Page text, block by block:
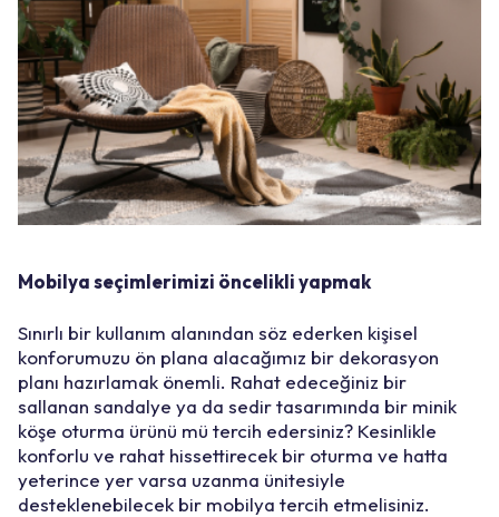
Mobilya seçimlerimizi öncelikli yapmak
Sınırlı bir kullanım alanından söz ederken kişisel
konforumuzu ön plana alacağımız bir dekorasyon
planı hazırlamak önemli. Rahat edeceğiniz bir
sallanan sandalye ya da sedir tasarımında bir minik
köşe oturma ürünü mü tercih edersiniz? Kesinlikle
konforlu ve rahat hissettirecek bir oturma ve hatta
yeterince yer varsa uzanma ünitesiyle
desteklenebilecek bir mobilya tercih etmelisiniz.